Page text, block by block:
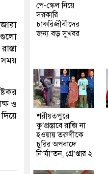
গুলো
সময়
ও
পে-স্কেল নিয়ে
সরকারি
চাকরিজীবীদের
জন্য বড় সুখবর
শরীয়তপুরে
কু’প্রস্তাবে রাজি না
হওয়ায় তরুণীকে
চুরির অপবাদে
নি’র্যা’তন, গ্রে’প্তার ২